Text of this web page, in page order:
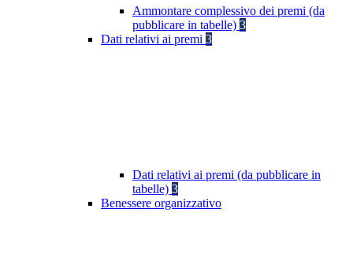
Ammontare complessivo dei premi (da
pubblicare in tabelle) 3
Dati relativi ai premi 3
Dati relativi ai premi (da pubblicare in
tabelle) 3
Benessere organizzativo